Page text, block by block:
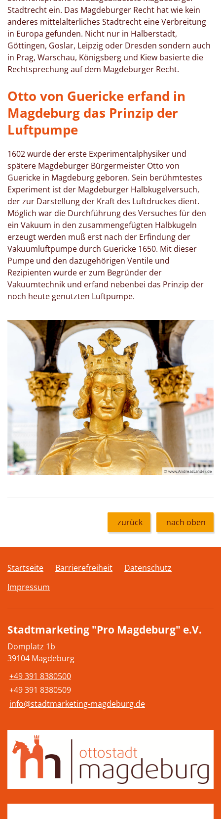
Stadtrecht ein. Das Magdeburger Recht hat wie kein
anderes mittelalterliches Stadtrecht eine Verbreitung
in Europa gefunden. Nicht nur in Halberstadt,
Göttingen, Goslar, Leipzig oder Dresden sondern auch
in Prag, Warschau, Königsberg und Kiew basierte die
Rechtsprechung auf dem Magdeburger Recht.
Otto von Guericke erfand in
Magdeburg das Prinzip der
Luftpumpe
1602 wurde der erste Experimentalphysiker und
spätere Magdeburger Bürgermeister Otto von
Guericke in Magdeburg geboren. Sein berühmtestes
Experiment ist der Magdeburger Halbkugelversuch,
der zur Darstellung der Kraft des Luftdruckes dient.
Möglich war die Durchführung des Versuches für den
ein Vakuum in den zusammengefügten Halbkugeln
erzeugt werden muß erst nach der Erfindung der
Vakuumluftpumpe durch Guericke 1650. Mit dieser
Pumpe und den dazugehörigen Ventile und
Rezipienten wurde er zum Begründer der
Vakuumtechnik und erfand nebenbei das Prinzip der
noch heute genutzten Luftpumpe.
© www.AndreasLander.de
zurück nach oben
Startseite Barrierefreiheit
Datenschutz
Impressum
Stadtmarketing "Pro Magdeburg" e.V.
Domplatz 1b
39104 Magdeburg
+49 391 8380500
+49 391 8380509
info@stadtmarketing-magdeburg.de